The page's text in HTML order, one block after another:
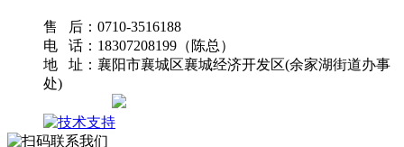
售 后：0710-3516188
电 话：18307208199（陈总）
地 址：襄阳市襄城区襄城经济开发区(余家湖街道办事
处)